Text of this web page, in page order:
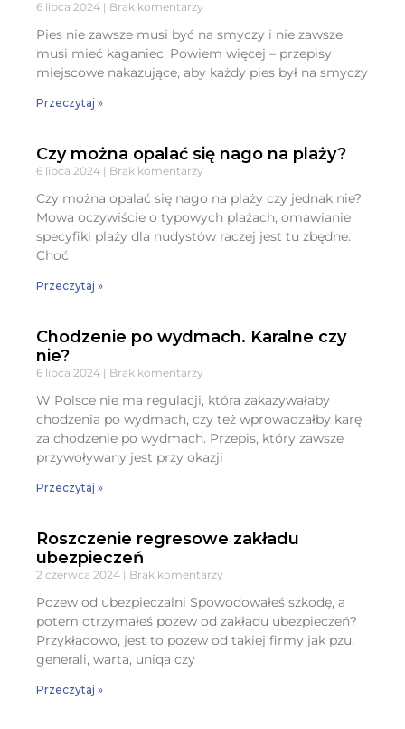
6 lipca 2024 Brak komentarzy
Pies nie zawsze musi być na smyczy i nie zawsze
musi mieć kaganiec. Powiem więcej – przepisy
miejscowe nakazujące, aby każdy pies był na smyczy
Przeczytaj »
Czy można opalać się nago na plaży?
6 lipca 2024 Brak komentarzy
Czy można opalać się nago na plaży czy jednak nie?
Mowa oczywiście o typowych plażach, omawianie
specyfiki plaży dla nudystów raczej jest tu zbędne.
Choć
Przeczytaj »
Chodzenie po wydmach. Karalne czy
nie?
6 lipca 2024 Brak komentarzy
W Polsce nie ma regulacji, która zakazywałaby
chodzenia po wydmach, czy też wprowadzałby karę
za chodzenie po wydmach. Przepis, który zawsze
przywoływany jest przy okazji
Przeczytaj »
Roszczenie regresowe zakładu
ubezpieczeń
2 czerwca 2024 Brak komentarzy
Pozew od ubezpieczalni Spowodowałeś szkodę, a
potem otrzymałeś pozew od zakładu ubezpieczeń?
Przykładowo, jest to pozew od takiej firmy jak pzu,
generali, warta, uniqa czy
Przeczytaj »